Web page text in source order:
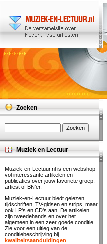
Zoeken
Muziek en Lectuur
Muziek-en-Lectuur.nl is een webshop
vol interessante artikelen en
publicaties over jouw favoriete groep,
artiest of BN'er.
Muziek-en-Lectuur biedt gelezen
tijdschriften, TV-gidsen en strips, maar
ook LP's en CD's aan. De artikelen
zijn tweedehands en over het
algemeen in een zeer goede conditie.
Zie voor een uitleg van de
conditiebeschrijving bij
kwaliteitsaanduidingen